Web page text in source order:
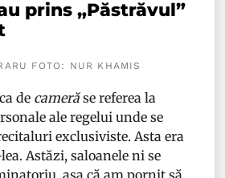
prins „Păstrăvul”
FOTO: NUR KHAMIS
de camerăse referea la
ale regelui unde se
exclusiviste. Asta era
Astăzi, saloanele ni se
așa că am pornit să